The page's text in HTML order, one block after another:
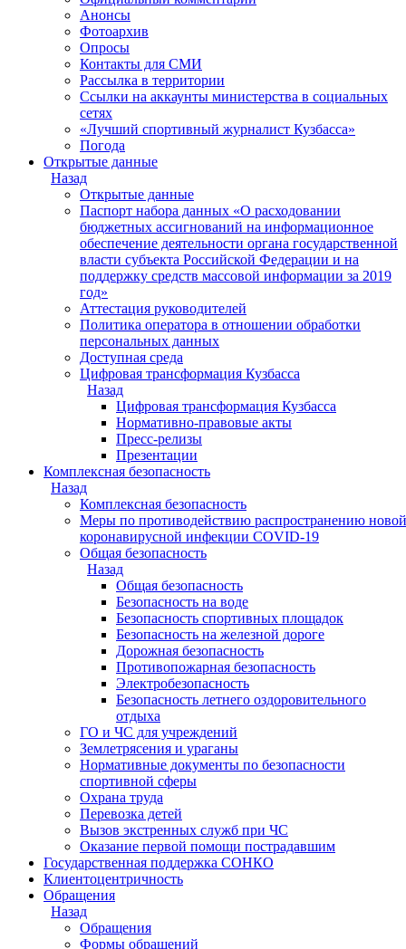
Анонсы
Фотоархив
Опросы
Контакты для СМИ
Рассылка в территории
Ссылки на аккаунты министерства в социальных
сетях
«Лучший спортивный журналист Кузбасса»
Погода
Открытые данные
Назад
Открытые данные
Паспорт набора данных «О расходовании
бюджетных ассигнований на информационное
обеспечение деятельности органа государственной
власти субъекта Российской Федерации и на
поддержку средств массовой информации за 2019
год»
Аттестация руководителей
Политика оператора в отношении обработки
персональных данных
Доступная среда
Цифровая трансформация Кузбасса
Назад
Цифровая трансформация Кузбасса
Нормативно-правовые акты
Пресс-релизы
Презентации
Комплексная безопасность
Назад
Комплексная безопасность
Меры по противодействию распространению новой
коронавирусной инфекции COVID-19
Общая безопасность
Назад
Общая безопасность
Безопасность на воде
Безопасность спортивных площадок
Безопасность на железной дороге
Дорожная безопасность
Противопожарная безопасность
Электробезопасность
Безопасность летнего оздоровительного
отдыха
ГО и ЧС для учреждений
Землетрясения и ураганы
Нормативные документы по безопасности
спортивной сферы
Охрана труда
Перевозка детей
Вызов экстренных служб при ЧС
Оказание первой помощи пострадавшим
Государственная поддержка СОНКО
Клиентоцентричность
Обращения
Назад
Обращения
Формы обращений